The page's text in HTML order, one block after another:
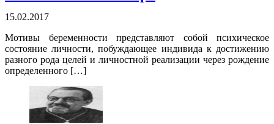
15.02.2017
Мотивы беременности представляют собой психическое
состояние личности, побуждающее индивида к достижению
разного рода целей и личностной реализации через рождение
определенного […]